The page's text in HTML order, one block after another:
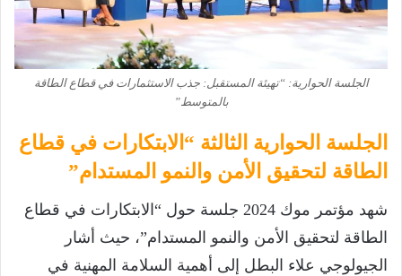
الجلسة الحوارية: “تهيئة المستقبل: جذب الاستثمارات في قطاع الطاقة
بالمتوسط”
الجلسة الحوارية الثالثة “الابتكارات في قطاع
الطاقة لتحقيق الأمن والنمو المستدام”
شهد مؤتمر موك 2024 جلسة حول “الابتكارات في قطاع
الطاقة لتحقيق الأمن والنمو المستدام”، حيث أشار
الجيولوجي علاء البطل إلى أهمية السلامة المهنية في